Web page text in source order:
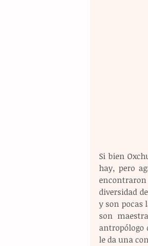
Si bien
hay, pero
diversidad
y son pocas
son
antropólogo
le da una